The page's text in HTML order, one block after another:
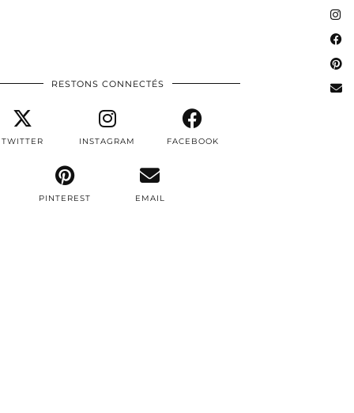
RESTONS CONNECTÉS
TWITTER INSTAGRAM FACEBOOK
PINTEREST EMAIL